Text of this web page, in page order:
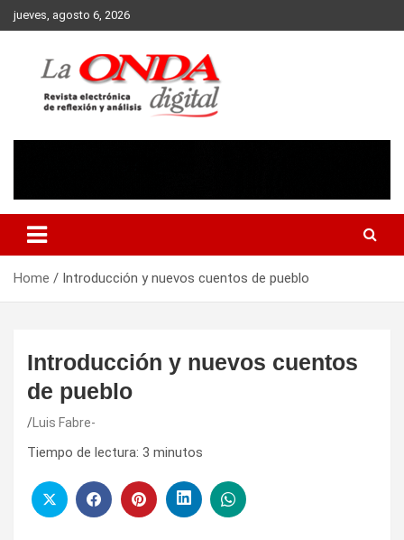
Skip
to
jueves, agosto 6, 2026
Home Introducción y nuevos cuentos de pueblo
Introducción y nuevos cuentos
de pueblo
Luis Fabre-
Tiempo de lectura: 3 minutos